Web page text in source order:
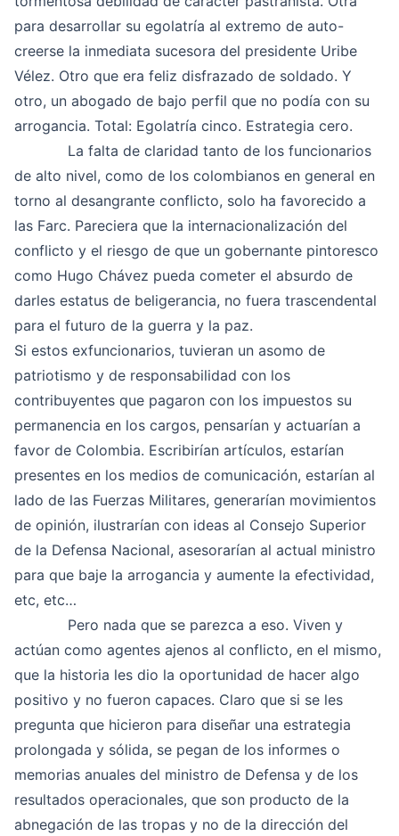
para desarrollar su egolatría al extremo de auto-
creerse la inmediata sucesora del presidente Uribe
Vélez. Otro que era feliz disfrazado de soldado. Y
otro, un abogado de bajo perfil que no podía con su
arrogancia. Total: Egolatría cinco. Estrategia cero.
La falta de claridad tanto de los funcionarios
de alto nivel, como de los colombianos en general en
torno al desangrante conflicto, solo ha favorecido a
las Farc. Pareciera que la internacionalización del
conflicto y el riesgo de que un gobernante pintoresco
como Hugo Chávez pueda cometer el absurdo de
darles estatus de beligerancia, no fuera trascendental
para el futuro de la guerra y la paz.
Si estos exfuncionarios, tuvieran un asomo de
patriotismo y de responsabilidad con los
contribuyentes que pagaron con los impuestos su
permanencia en los cargos, pensarían y actuarían a
favor de Colombia. Escribirían artículos, estarían
presentes en los medios de comunicación, estarían al
lado de las Fuerzas Militares, generarían movimientos
de opinión, ilustrarían con ideas al Consejo Superior
de la Defensa Nacional, asesorarían al actual ministro
para que baje la arrogancia y aumente la efectividad,
etc, etc…
Pero nada que se parezca a eso. Viven y
actúan como agentes ajenos al conflicto, en el mismo,
que la historia les dio la oportunidad de hacer algo
positivo y no fueron capaces. Claro que si se les
pregunta que hicieron para diseñar una estrategia
prolongada y sólida, se pegan de los informes o
memorias anuales del ministro de Defensa y de los
resultados operacionales, que son producto de la
abnegación de las tropas y no de la dirección del